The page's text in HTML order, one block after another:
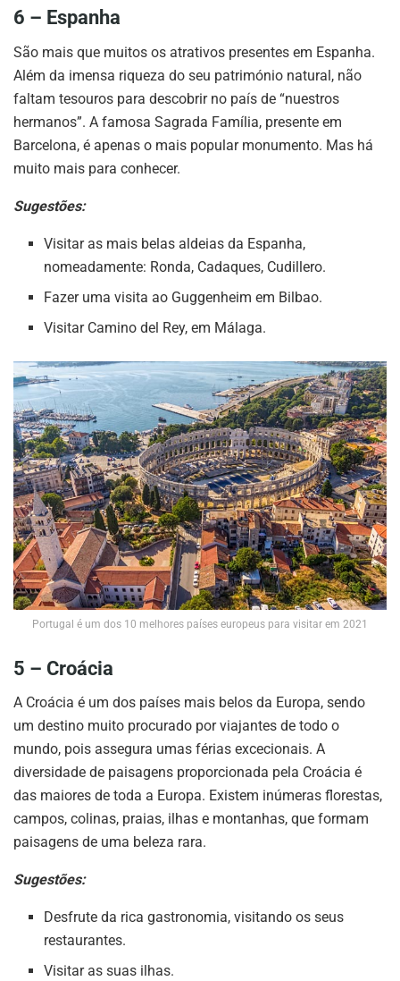
6 – Espanha
São mais que muitos os atrativos presentes em Espanha.
Além da imensa riqueza do seu património natural, não
faltam tesouros para descobrir no país de “nuestros
hermanos”. A famosa Sagrada Família, presente em
Barcelona, é apenas o mais popular monumento. Mas há
muito mais para conhecer.
Sugestões:
Visitar as mais belas aldeias da Espanha,
nomeadamente: Ronda, Cadaques, Cudillero.
Fazer uma visita ao Guggenheim em Bilbao.
Visitar Camino del Rey, em Málaga.
Portugal é um dos 10 melhores países europeus para visitar em 2021
5 – Croácia
A Croácia é um dos países mais belos da Europa, sendo
um destino muito procurado por viajantes de todo o
mundo, pois assegura umas férias excecionais. A
diversidade de paisagens proporcionada pela Croácia é
das maiores de toda a Europa. Existem inúmeras florestas,
campos, colinas, praias, ilhas e montanhas, que formam
paisagens de uma beleza rara.
Sugestões:
Desfrute da rica gastronomia, visitando os seus
restaurantes.
Visitar as suas ilhas.